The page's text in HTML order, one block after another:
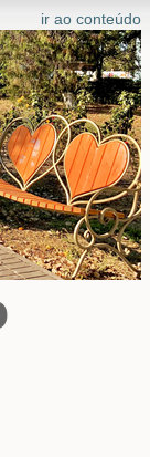
ir ao conteúdo